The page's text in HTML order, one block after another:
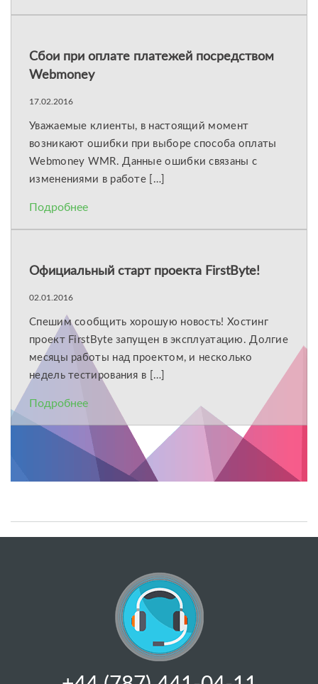
Сбои при оплате платежей посредством
Webmoney
17.02.2016
Уважаемые клиенты, в настоящий момент
возникают ошибки при выборе способа оплаты
Webmoney WMR. Данные ошибки связаны с
изменениями в работе […]
Подробнее
Официальный старт проекта FirstByte!
02.01.2016
Спешим сообщить хорошую новость! Хостинг
проект FirstByte запущен в эксплуатацию. Долгие
месяцы работы над проектом, и несколько
недель тестирования в […]
Подробнее